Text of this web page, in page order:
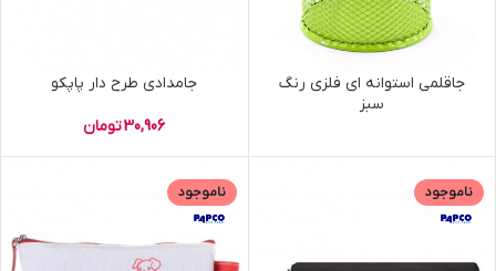
جاقلمی استوانه ای فلزی رنگ
سبز
جامدادی طرح دار پاپکو
30,906تومان
ناموجود ناموجود